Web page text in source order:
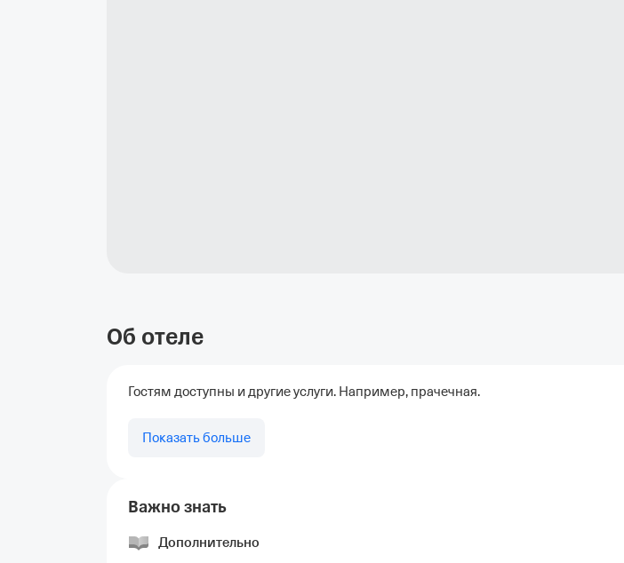
Об отеле
Гостям доступны и другие услуги. Например, прачечная.
Показать больше
Важно знать
Дополнительно